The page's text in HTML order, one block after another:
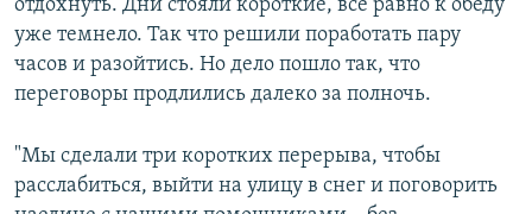
отдохнуть. Дни стояли короткие, все равно к обеду
уже темнело. Так что решили поработать пару
часов и разойтись. Но дело пошло так, что
переговоры продлились далеко за полночь.
"Мы сделали три коротких перерыва, чтобы
расслабиться, выйти на улицу в снег и поговорить